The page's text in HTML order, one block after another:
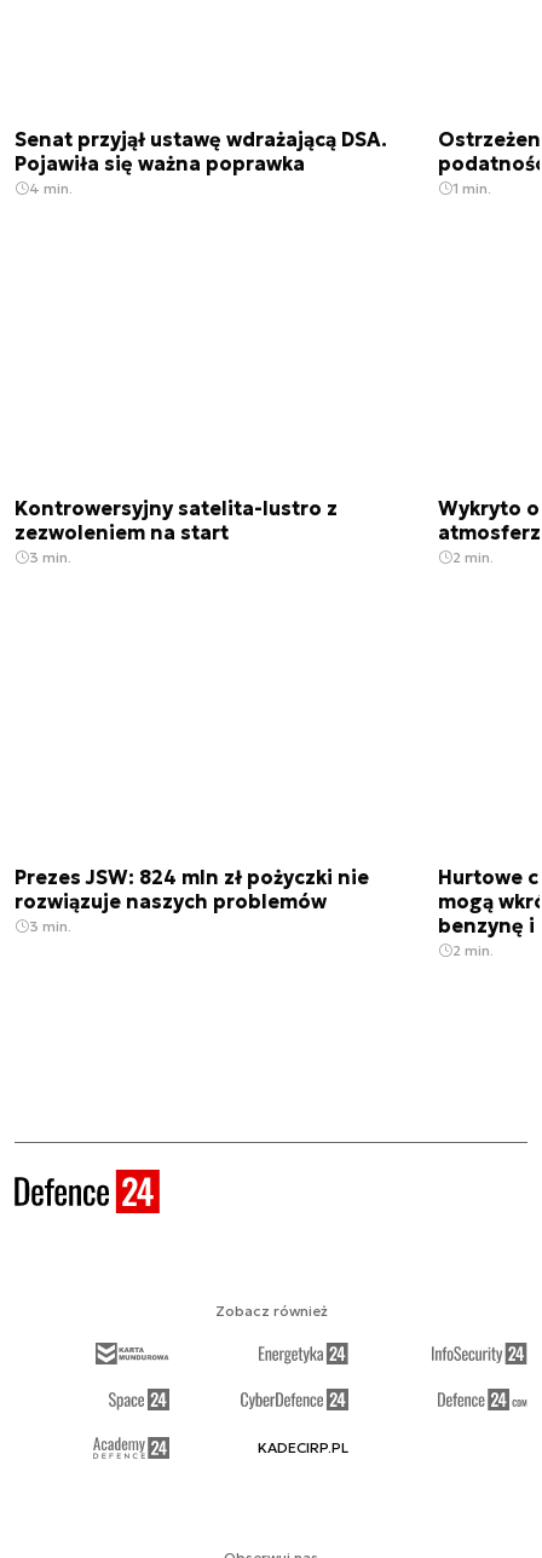
Senat przyjął ustawę wdrażającą DSA.
Pojawiła się ważna poprawka
4 min. 1 min.
Kontrowersyjny satelita-lustro z
zezwoleniem na start
3 min.
Wykryto
2 min.
Prezes JSW: 824 mln zł pożyczki nie
rozwiązuje naszych problemów
3 min.
Hurtowe
mogą
benzynę i
2 min.
Zobacz również
KADECIRP.PL